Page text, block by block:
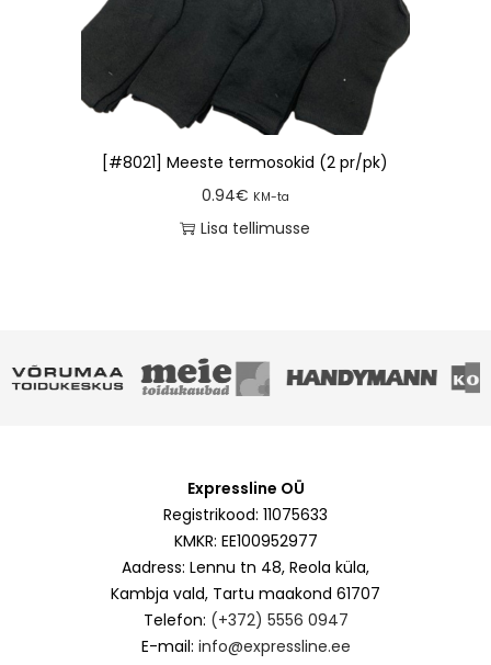
[#8021] Meeste termosokid (2 pr/pk)
0.94€ KM-ta
Lisa tellimusse
Expressline OÜ
Registrikood: 11075633
KMKR: EE100952977
Aadress: Lennu tn 48, Reola küla,
Kambja vald, Tartu maakond 61707
Telefon: (+372) 5556 0947
E-mail: info@expressline.ee